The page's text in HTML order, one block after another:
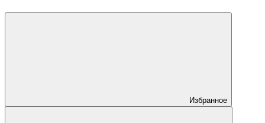
Избранное